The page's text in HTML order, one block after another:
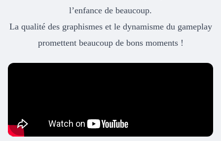
l’enfance de beaucoup.
La qualité des graphismes et le dynamisme du gameplay
promettent beaucoup de bons moments !